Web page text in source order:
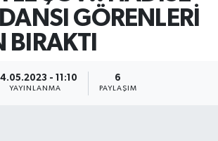
GÖRENLERİ
BIRAKTI
- 11:10
YAYINLANMA
6
PAYLAŞIM